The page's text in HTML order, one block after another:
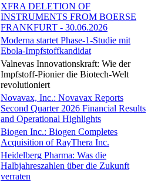
XFRA DELETION OF
INSTRUMENTS FROM BOERSE
FRANKFURT - 30.06.2026
Moderna startet Phase-1-Studie mit
Ebola-Impfstoffkandidat
Valnevas Innovationskraft: Wie der
Impfstoff-Pionier die Biotech-Welt
revolutioniert
Novavax, Inc.: Novavax Reports
Second Quarter 2026 Financial Results
and Operational Highlights
Biogen Inc.: Biogen Completes
Acquisition of RayThera Inc.
Heidelberg Pharma: Was die
Halbjahreszahlen über die Zukunft
verraten